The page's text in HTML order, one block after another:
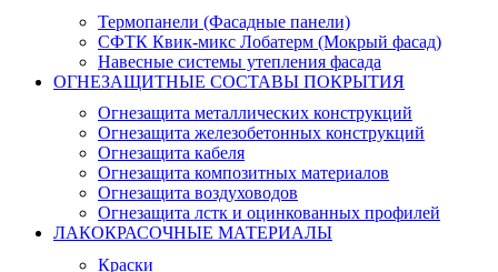
Термопанели (Фасадные панели)
СФТК Квик-микс Лобатерм (Мокрый фасад)
Навесные системы утепления фасада
ОГНЕЗАЩИТНЫЕ СОСТАВЫ ПОКРЫТИЯ
Огнезащита металлических конструкций
Огнезащита железобетонных конструкций
Огнезащита кабеля
Огнезащита композитных материалов
Огнезащита воздуховодов
Огнезащита лстк и оцинкованных профилей
ЛАКОКРАСОЧНЫЕ МАТЕРИАЛЫ
Краски